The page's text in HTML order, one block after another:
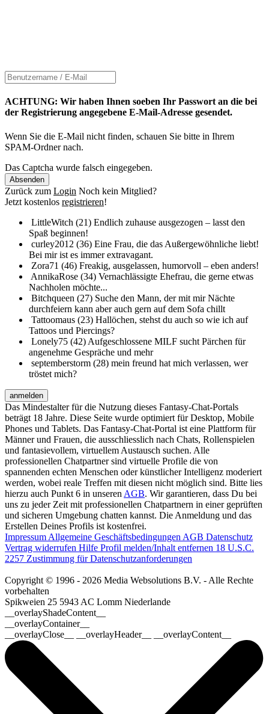
ACHTUNG: Wir haben Ihnen soeben Ihr Passwort an die bei
der Registrierung angegebene E-Mail-Adresse gesendet.
Wenn Sie die E-Mail nicht finden, schauen Sie bitte in Ihrem
SPAM-Ordner nach.
Das Captcha wurde falsch eingegeben.
Absenden
Zurück zum Login Noch kein Mitglied?
Jetzt kostenlos registrieren!
LittleWitch (21) Endlich zuhause ausgezogen – lasst den
Spaß beginnen!
curley2012 (36) Eine Frau, die das Außergewöhnliche liebt!
Bei mir ist es immer extravagant.
Zora71 (46) Freakig, ausgelassen, humorvoll – eben anders!
AnnikaRose (34) Vernachlässigte Ehefrau, die gerne etwas
Nachholen möchte...
Bitchqueen (27) Suche den Mann, der mit mir Nächte
durchfeiern kann aber auch gern auf dem Sofa chillt
Tattoomaus (23) Hallöchen, stehst du auch so wie ich auf
Tattoos und Piercings?
Lonely75 (42) Aufgeschlossene MILF sucht Pärchen für
angenehme Gespräche und mehr
septemberstorm (28) mein freund hat mich verlassen, wer
tröstet mich?
anmelden
Das Mindestalter für die Nutzung dieses Fantasy-Chat-Portals
beträgt 18 Jahre. Diese Seite wurde optimiert für Desktop, Mobile
Phones und Tablets. Das Fantasy-Chat-Portal ist eine Plattform für
Männer und Frauen, die ausschliesslich nach Chats, Rollenspielen
und fantasievollem, virtuellem Austausch suchen. Alle
professionellen Chatpartner sind virtuelle Profile die von
spannenden echten Menschen oder künstlicher Intelligenz moderiert
werden, wobei reale Treffen mit diesen nicht möglich sind. Bitte lies
hierzu auch Punkt 6 in unseren AGB. Wir garantieren, dass Du bei
uns zu jeder Zeit mit professionellen Chatpartnern in einer geprüften
und sicheren Umgebung chatten kannst. Die Anmeldung und das
Erstellen Deines Profils ist kostenfrei.
Impressum Allgemeine Geschäftsbedingungen AGB Datenschutz
Vertrag widerrufen Hilfe Profil melden/Inhalt entfernen 18 U.S.C.
2257 Zustimmung für Datenschutzanforderungen
Copyright © 1996 - 2026 Media Websolutions B.V. - Alle Rechte
vorbehalten
Spikweien 25 5943 AC Lomm Niederlande
__overlayShadeContent__
__overlayContainer__
__overlayClose__ __overlayHeader__ __overlayContent__